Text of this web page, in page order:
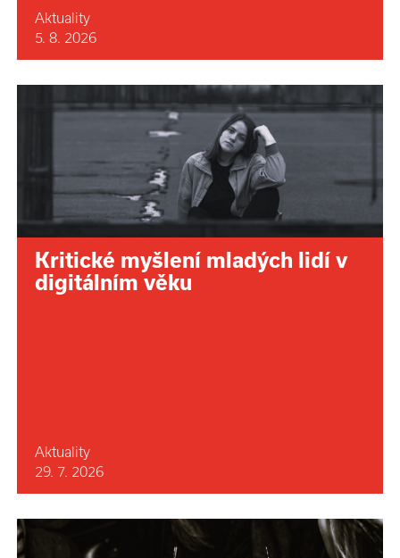
Aktuality
5. 8. 2026
Kritické myšlení mladých lidí v
digitálním věku
Aktuality
29. 7. 2026